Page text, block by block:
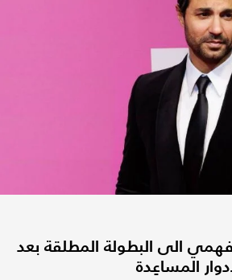
الى البطولة المطلقة بعد
المساعِدة